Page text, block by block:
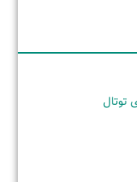
توتال